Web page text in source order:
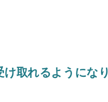
取れるようにな